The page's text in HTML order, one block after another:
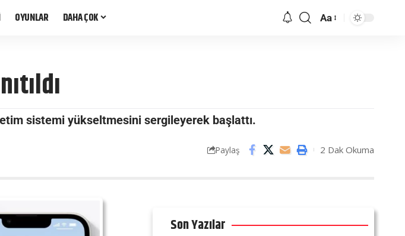
OYUNLAR DAHA ÇOK Aa
sistemi yükseltmesini sergileyerek başlattı.
Paylaş 2 Dak Okuma
Son Yazılar